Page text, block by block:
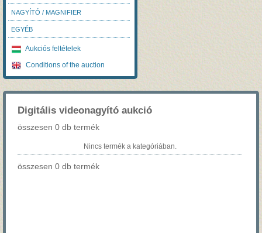
NAGYÍTÓ / MAGNIFIER
EGYÉB
Aukciós feltételek
Conditions of the auction
Digitális videonagyító aukció
összesen 0 db termék
Nincs termék a kategóriában.
összesen 0 db termék